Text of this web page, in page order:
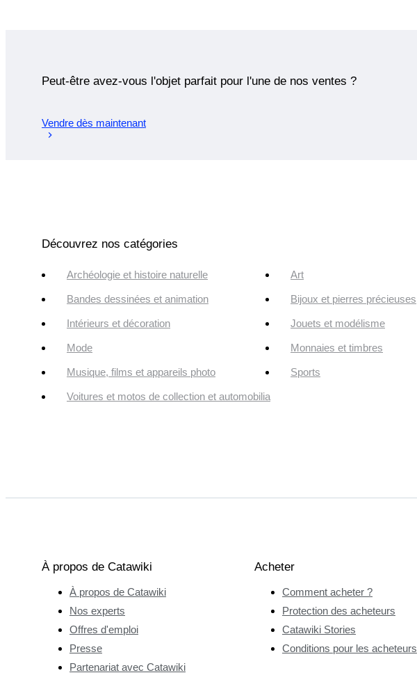
Peut-être avez-vous l'objet parfait pour l'une de nos ventes ?
Vendre dès maintenant
Découvrez nos catégories
Archéologie et histoire naturelle Art
Bandes dessinées et animation Bijoux et pierres précieuses
Intérieurs et décoration Jouets et modélisme
Mode Monnaies et timbres
Musique, films et appareils photo Sports
Voitures et motos de collection et automobilia
À propos de Catawiki
À propos de Catawiki
Nos experts
Offres d'emploi
Presse
Partenariat avec Catawiki
Acheter
Comment acheter ?
Protection des acheteurs
Catawiki Stories
Conditions pour les acheteurs